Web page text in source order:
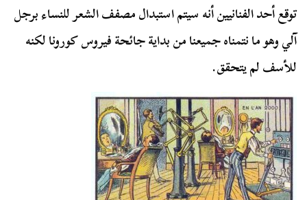
توقع أحد الفنانيين أنه سيتم استبدال مصفف الشعر للنساء برجل
آلي وهو ما نتمناه جميعنا من بداية جائحة فيروس كورونا لكنه
للأسف لم يتحقق.